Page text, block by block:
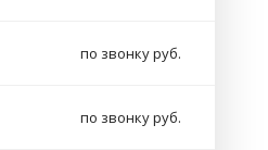
по звонку руб.
по звонку руб.